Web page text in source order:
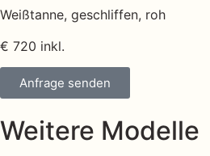
Weißtanne, geschliffen, roh
€ 720 inkl.
Anfrage senden
Weitere Modelle